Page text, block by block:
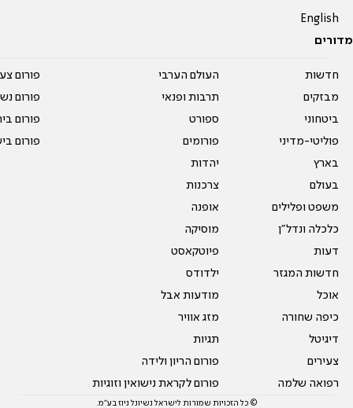
English
מדורים
חדשות
מבזקים
ביטחוני
פוליטי-מדיני
בארץ
בעולם
משפט ופלילים
כלכלה ונדל"ן
דעות
חדשות המגזר
אוכל
כיפה שחורה
דיגיטל
צעירים
רפואה שלמה
העולם הערבי
תרבות ופנאי
ספורט
פורומים
יהדות
צרכנות
אופנה
מוסיקה
פיוטקאסט
ילדודס
מודעות אבל
מזג אוויר
תגיות
פורום הריון ולידה
פורום לקראת נישואין וזוגיות
פורום
פורום
פורום
פורום
© כל הזכויות שמורות לישראל נשיונל ניוז בע"מ.